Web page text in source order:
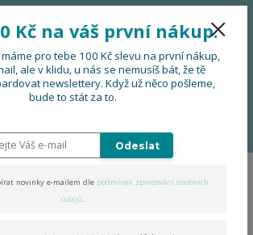
Menu
0 Kč
na knoflík
podsedáček
- zapínání na
Kč na váš první nákup.
pro tebe 100 Kč slevu na první nákup,
ale v klidu, u nás se nemusíš bát, že tě
newslettery. Když už něco pošleme,
bude to stát za to.
Odeslat
novinky e-mailem dle podmínek zpracování osobních
údajů.